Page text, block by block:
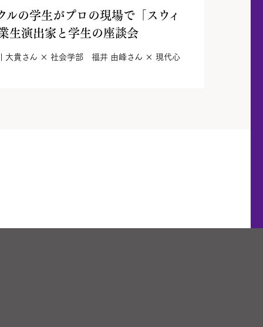
ルの学生がプロの現場で「スウィ
生演出家と学生の座談会
大貴さん × 社会学部 福井 由峰さん × 現代心